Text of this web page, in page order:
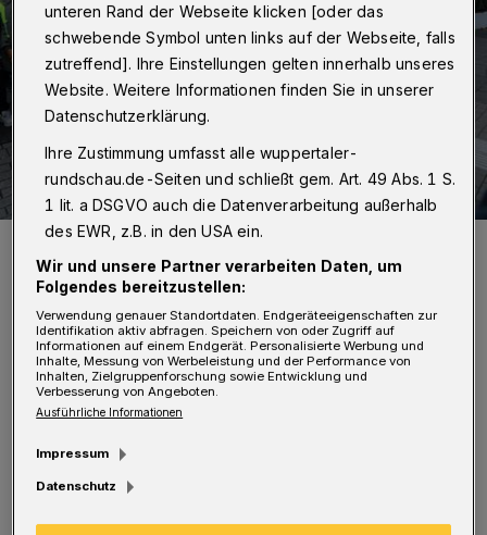
Schülerinnen und Schülern der OGGS Hesselnberg bei einer
Verkehrssicherheitsaktion.
Foto: Christoph Petersen
A usgezeichnet fand die Unfallkasse die
schulischen Konzepte im Bereich des
selbstgesteuerten, projektorientierten,
ganzheitlichen Lernens. Sie seien, heißt es in
unteren Rand der Webseite klicken [oder das
schwebende Symbol unten links auf der Webseite, falls
zutreffend]. Ihre Einstellungen gelten innerhalb unseres
Website. Weitere Informationen finden Sie in unserer
Datenschutzerklärung.
Ihre Zustimmung umfasst alle wuppertaler-
rundschau.de-Seiten und schließt gem. Art. 49 Abs. 1 S.
1 lit. a DSGVO auch die Datenverarbeitung außerhalb
des EWR, z.B. in den USA ein.
Wir und unsere Partner verarbeiten Daten, um
Folgendes bereitzustellen:
Verwendung genauer Standortdaten. Endgeräteeigenschaften zur
Identifikation aktiv abfragen. Speichern von oder Zugriff auf
Informationen auf einem Endgerät. Personalisierte Werbung und
Inhalte, Messung von Werbeleistung und der Performance von
Inhalten, Zielgruppenforschung sowie Entwicklung und
Verbesserung von Angeboten.
Ausführliche Informationen
Impressum
Datenschutz